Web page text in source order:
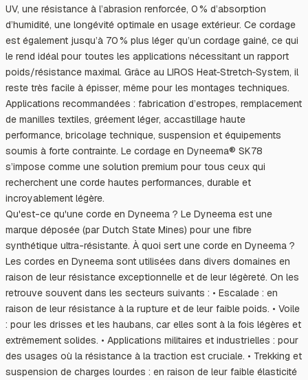
UV, une résistance à l’abrasion renforcée, 0 % d’absorption
d’humidité, une longévité optimale en usage extérieur. Ce cordage
est également jusqu’à 70 % plus léger qu’un cordage gainé, ce qui
le rend idéal pour toutes les applications nécessitant un rapport
poids/résistance maximal. Grâce au LIROS Heat‑Stretch‑System, il
reste très facile à épisser, même pour les montages techniques.
Applications recommandées : fabrication d’estropes, remplacement
de manilles textiles, gréement léger, accastillage haute
performance, bricolage technique, suspension et équipements
soumis à forte contrainte. Le cordage en Dyneema® SK78
s’impose comme une solution premium pour tous ceux qui
recherchent une corde hautes performances, durable et
incroyablement légère.
Qu'est-ce qu'une corde en Dyneema ? Le Dyneema est une
marque déposée (par Dutch State Mines) pour une fibre
synthétique ultra-résistante. À quoi sert une corde en Dyneema ?
Les cordes en Dyneema sont utilisées dans divers domaines en
raison de leur résistance exceptionnelle et de leur légèreté. On les
retrouve souvent dans les secteurs suivants : • Escalade : en
raison de leur résistance à la rupture et de leur faible poids. • Voile
: pour les drisses et les haubans, car elles sont à la fois légères et
extrêmement solides. • Applications militaires et industrielles : pour
des usages où la résistance à la traction est cruciale. • Trekking et
suspension de charges lourdes : en raison de leur faible élasticité